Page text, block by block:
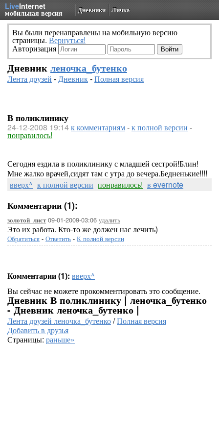
LiveInternet
мобильная версия Дневники Личка
Вы были перенаправлены на мобильную версию
страницы. Вернуться!
Авторизация
Дневник леночка_бутенко
Лента друзей -Дневник-Полная версия
В поликлинику
24-12-2008 19:14к комментариям-к полной версии -
понравилось!
Сегодня ездила в поликлинику с младшей сестрой!Блин!
Мне жалко врачей,сидят там с утра до вечера.Бедненькие!!!!
вверх^ к полной версии понравилось! в evernote
Комментарии (1):
золотой_лист09-01-2009-03:06 удалить
Это их работа. Кто-то же должен нас лечить)
Обратиться - Ответить - К полной версии
Комментарии (1): вверх^
Вы сейчас не можете прокомментировать это сообщение.
Дневник В поликлинику | леночка_бутенко
- Дневник леночка_бутенко |
Лента друзей леночка_бутенко/Полная версия
Добавить в друзья
Страницы: раньше»